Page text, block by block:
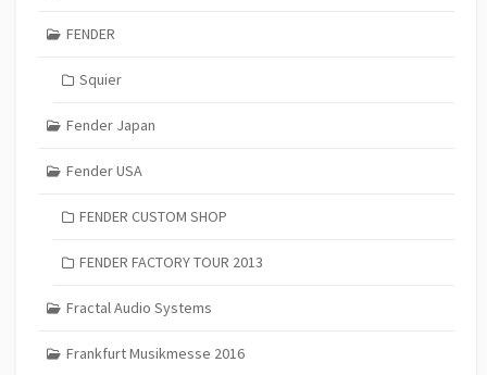
FENDER
Squier
Fender Japan
Fender USA
FENDER CUSTOM SHOP
FENDER FACTORY TOUR 2013
Fractal Audio Systems
Frankfurt Musikmesse 2016